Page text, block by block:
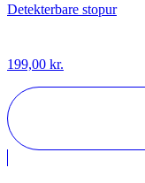
Detekterbare stopur
199,00 kr.